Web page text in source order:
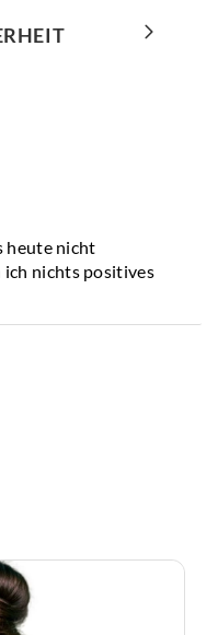
heute nicht
ich nichts positives